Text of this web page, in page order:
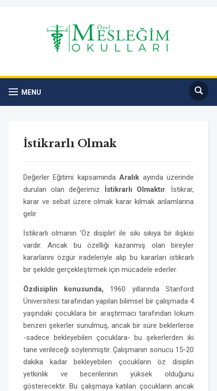
MENU
İstikrarlı Olmak
Değerler Eğitimi kapsamındaAralık ayında üzerinde
durulan olan değerimiz İstikrarlı Olmaktır. İstikrar,
karar ve sebat üzere olmak karar kılmak anlamlarına
gelir.
İstikrarlı olmanın ‘Öz disiplin’ ile sıkı sıkıya bir ilişkisi
vardır. Ancak bu özelliği kazanmış olan bireyler
kararlarını özgür iradeleriyle alıp bu kararları istikrarlı
bir şekilde gerçekleştirmek için mücadele ederler.
Özdisiplin konusunda, 1960 yıllarında Stanford
Üniversitesi tarafından yapılan bilimsel bir çalışmada 4
yaşındaki çocuklara bir araştırmacı tarafından lokum
benzeri şekerler sunulmuş, ancak bir süre beklerlerse
-sadece bekleyebilen çocuklara- bu şekerlerden iki
tane verileceği söylenmiştir. Çalışmanın sonucu 15-20
dakika kadar bekleyebilen çocukların öz disiplin
yetkinlik ve becerilerinin yüksek olduğunu
gösterecektir. Bu çalışmaya katılan çocukların ancak